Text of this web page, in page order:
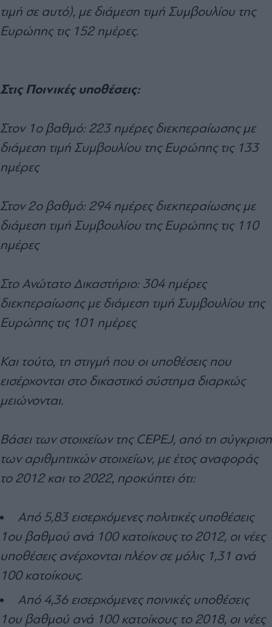
τιμή σε αυτό), με διάμεση τιμή Συμβουλίου της
Ευρώπης τις 152 ημέρες.
Στις Ποινικές υποθέσεις:
Στον 1ο βαθμό: 223 ημέρες διεκπεραίωσης με
διάμεση τιμή Συμβουλίου της Ευρώπης τις 133
ημέρες
Στον 2ο βαθμό: 294 ημέρες διεκπεραίωσης με
διάμεση τιμή Συμβουλίου της Ευρώπης τις 110
ημέρες
Στο Ανώτατο Δικαστήριο: 304 ημέρες
διεκπεραίωσης με διάμεση τιμή Συμβουλίου της
Ευρώπης τις 101 ημέρες
Και τούτο, τη στιγμή που οι υποθέσεις που
εισέρχονται στο δικαστικό σύστημα διαρκώς
μειώνονται.
Βάσει των στοιχείων της CEPEJ, από τη σύγκριση
των αριθμητικών στοιχείων, με έτος αναφοράς
το 2012 και το 2022, προκύπτει ότι:
Από 5,83 εισερχόμενες πολιτικές υποθέσεις
1ου βαθμού ανά 100 κατοίκους το 2012, οι νέες
υποθέσεις ανέρχονται πλέον σε μόλις 1,31 ανά
100 κατοίκους.
Από 4,36 εισερχόμενες ποινικές υποθέσεις
1ου βαθμού ανά 100 κατοίκους το 2018, οι νέες